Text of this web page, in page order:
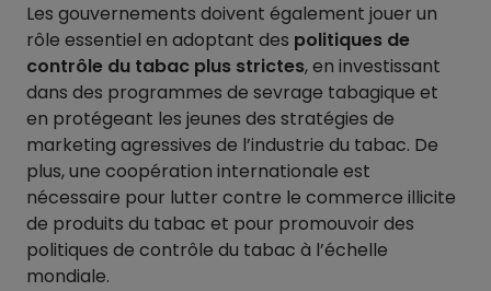
Les gouvernements doivent également jouer un
rôle essentiel en adoptant des politiques de
contrôle du tabac plus strictes, en investissant
dans des programmes de sevrage tabagique et
en protégeant les jeunes des stratégies de
marketing agressives de l’industrie du tabac. De
plus, une coopération internationale est
nécessaire pour lutter contre le commerce illicite
de produits du tabac et pour promouvoir des
politiques de contrôle du tabac à l’échelle
mondiale.